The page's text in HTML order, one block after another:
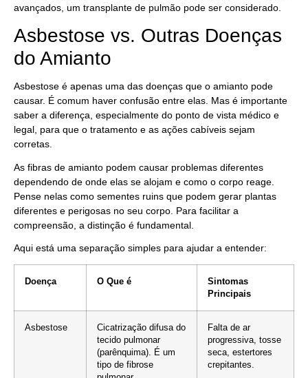
avançados, um transplante de pulmão pode ser considerado.
Asbestose vs. Outras Doenças
do Amianto
Asbestose é apenas uma das doenças que o amianto pode
causar. É comum haver confusão entre elas. Mas é importante
saber a diferença, especialmente do ponto de vista médico e
legal, para que o tratamento e as ações cabíveis sejam
corretas.
As fibras de amianto podem causar problemas diferentes
dependendo de onde elas se alojam e como o corpo reage.
Pense nelas como sementes ruins que podem gerar plantas
diferentes e perigosas no seu corpo. Para facilitar a
compreensão, a distinção é fundamental.
Aqui está uma separação simples para ajudar a entender:
Doença O Que é
Sintomas
Principais
Asbestose
Cicatrização difusa do
tecido pulmonar
(parênquima). É um
tipo de fibrose
Falta de ar
progressiva, tosse
seca, estertores
crepitantes.